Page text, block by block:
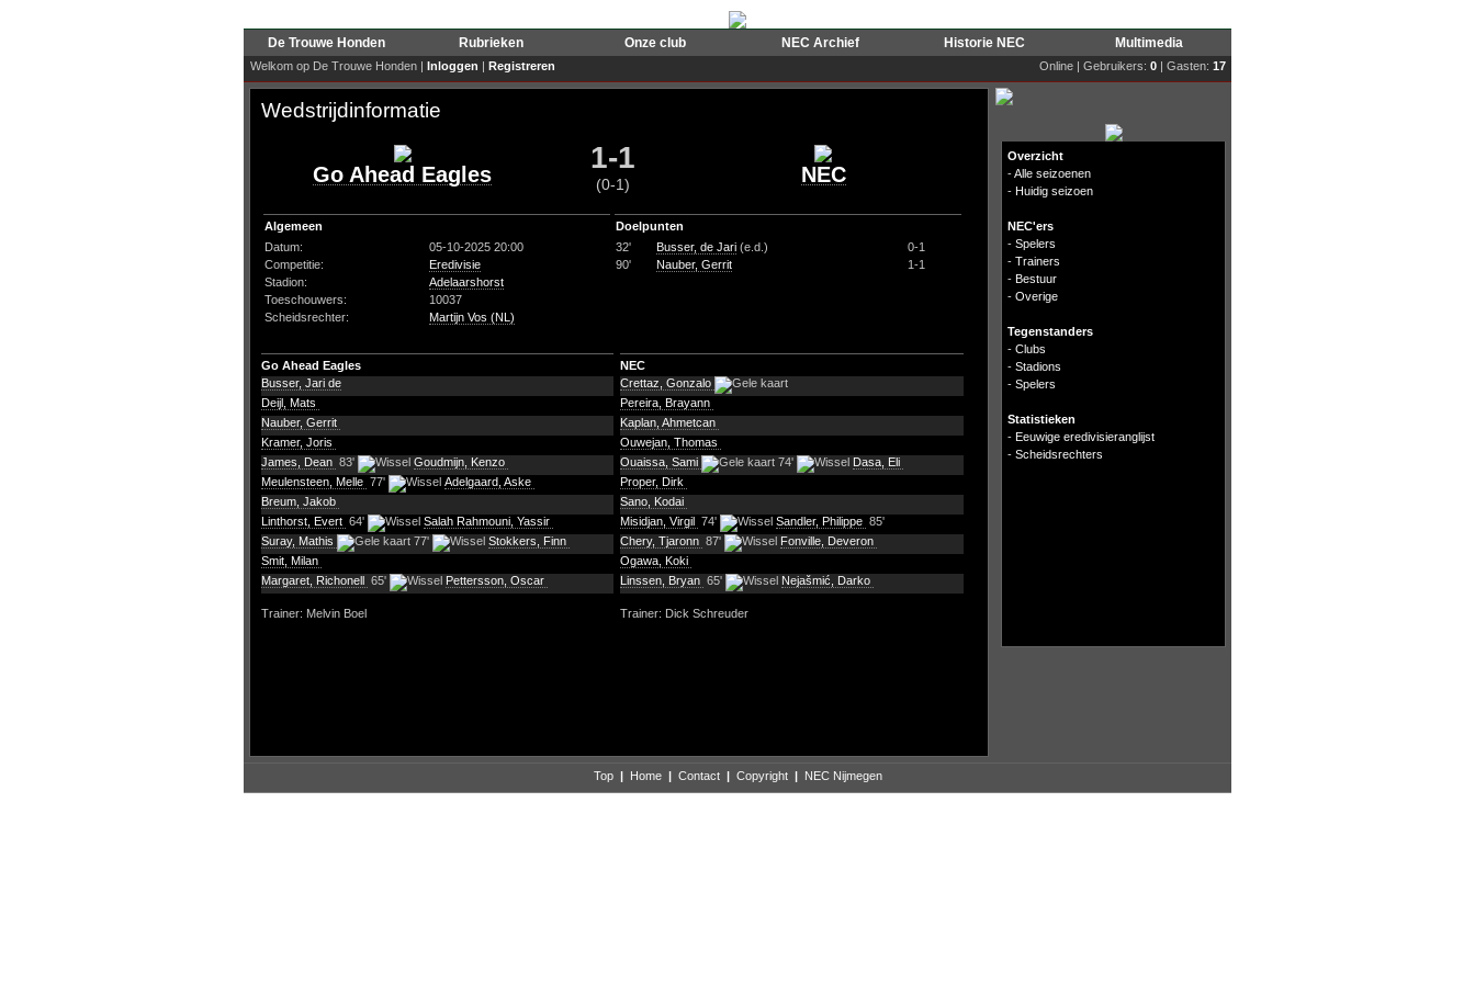
De Trouwe Honden Rubrieken Onze club NEC Archief Historie NEC Multimedia
Welkom op De Trouwe Honden | Inloggen | Registreren Online | Gebruikers: 0 | Gasten: 17
Wedstrijdinformatie
Go Ahead Eagles 1-1
(0-1) NEC
Algemeen
Datum:
05-10-2025 20:00
Competitie:
Eredivisie
Stadion:
Adelaarshorst
Toeschouwers:
10037
Scheidsrechter:
Martijn Vos (NL)
Doelpunten
32'
Busser, de Jari (e.d.)
0-1
90'
Nauber, Gerrit 1-1
Go Ahead Eagles
NEC
Busser, Jari de
Deijl, Mats
Nauber, Gerrit
Kramer, Joris
James, Dean 83'
Goudmijn, Kenzo
Meulensteen, Melle 77'
Adelgaard, Aske
Breum, Jakob
Linthorst, Evert 64'
Salah Rahmouni, Yassir
Suray, Mathis
77'
Stokkers, Finn
Smit, Milan
Margaret, Richonell 65' Pettersson, Oscar
Crettaz, Gonzalo
Pereira, Brayann
Kaplan, Ahmetcan
Ouwejan, Thomas
Ouaissa, Sami
74'
Dasa, Eli
Proper, Dirk
Sano, Kodai
Misidjan, Virgil 74' Sandler, Philippe 85'
Chery, Tjaronn 87'
Fonville, Deveron
Ogawa, Koki
Linssen, Bryan 65' Nejašmić, Darko
Trainer: Melvin Boel Trainer: Dick Schreuder
Overzicht
-Alle seizoenen
- Huidig seizoen
NEC'ers
- Spelers
- Trainers
- Bestuur
- Overige
Tegenstanders
- Clubs
- Stadions
- Spelers
Statistieken
- Eeuwige eredivisieranglijst
- Scheidsrechters
Top | Home | Contact | Copyright | NEC Nijmegen